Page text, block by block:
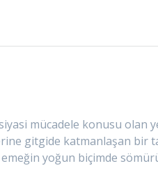
mücadele konusu olan
gitgide katmanlaşan bir
yoğun biçimde